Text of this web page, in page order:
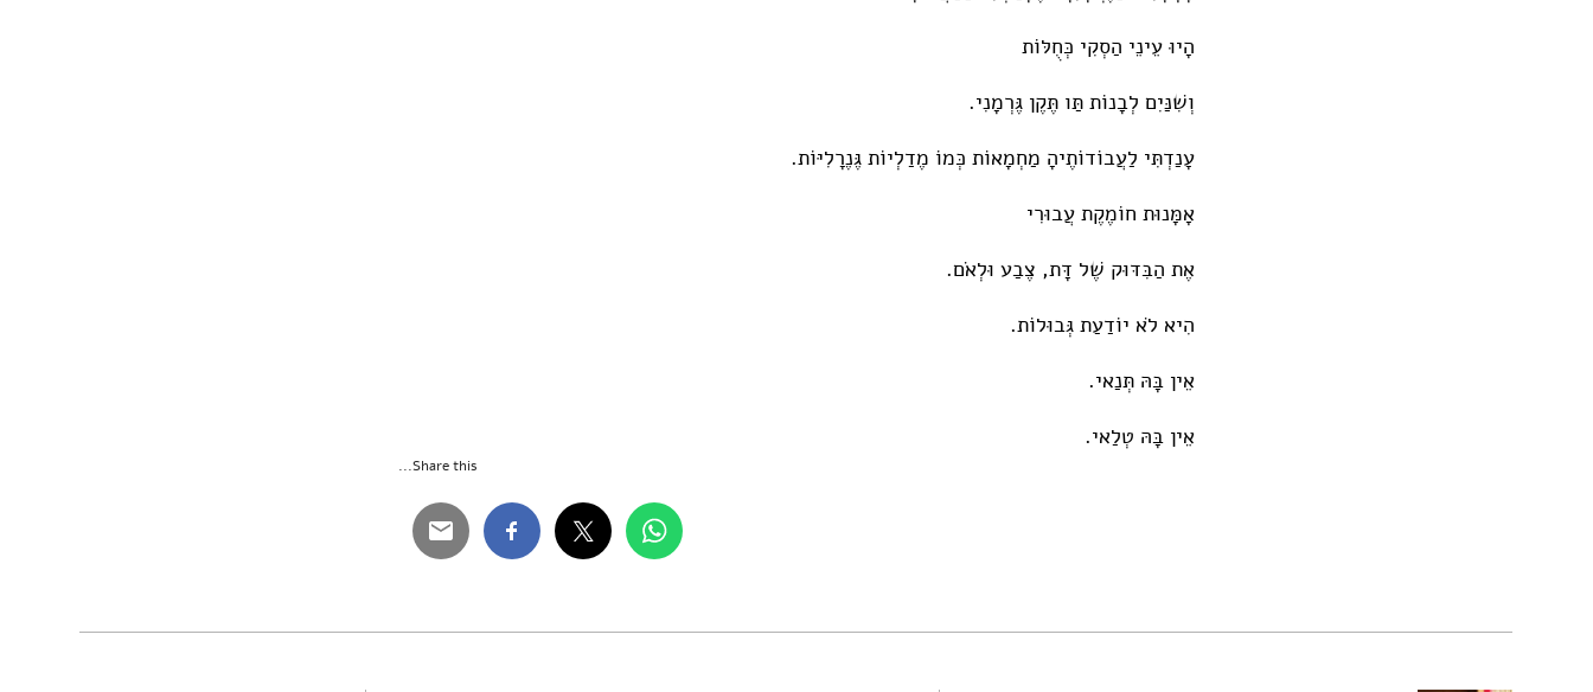
הָיוּ עֵינֵי הַסְקִי כְּחֻלּוֹת
וְשִׁנַּיִם לְבָנוֹת תַּו תֶּקֶן גֶּרְמָנִי.
עָנַדְתִּי לַעֲבוֹדוֹתֶיהָ מַחְמָאוֹת כְּמוֹ מֶדַלְיוֹת גֶּנֶרָלִיּוֹת.
אָמָּנוּת חוֹמֶקֶת עֲבוּרִי
אֶת הַבִּדּוּק שֶׁל דָּת, צֶבַע וּלְאֹם.
הִיא לֹא יוֹדַעַת גְּבוּלוֹת.
אֵין בָּהּ תְּנַאי.
אֵין בָּהּ טְלַאי.
Share this...